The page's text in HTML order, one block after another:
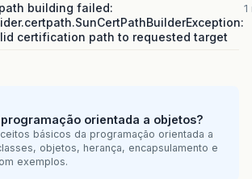
building failed:
certification path to requested target
programação orientada a objetos?
básicos da programação orientada a
objetos, herança, encapsulamento e
exemplos.